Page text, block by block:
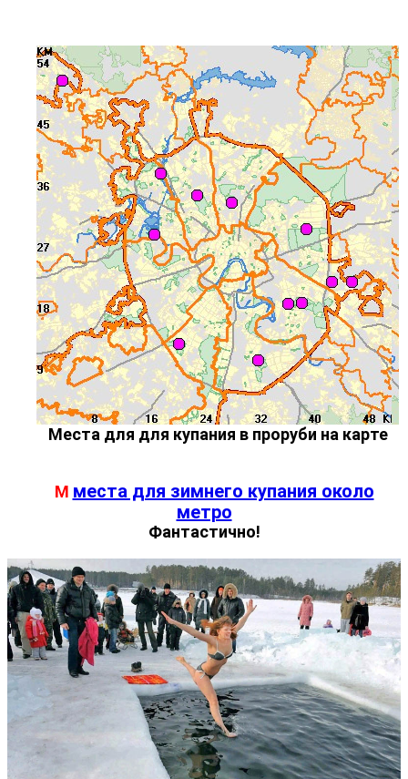
Места для для купания в проруби на карте
М места для зимнего купания около
метро
Фантастично!